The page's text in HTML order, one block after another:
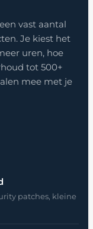
vast aantal
Je kiest het
uren, hoe
tot 500+
mee met je
patches, kleine